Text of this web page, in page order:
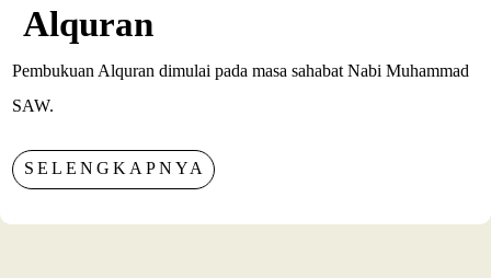
Alquran
Pembukuan Alquran dimulai pada masa sahabat Nabi Muhammad
SAW.
SELENGKAPNYA